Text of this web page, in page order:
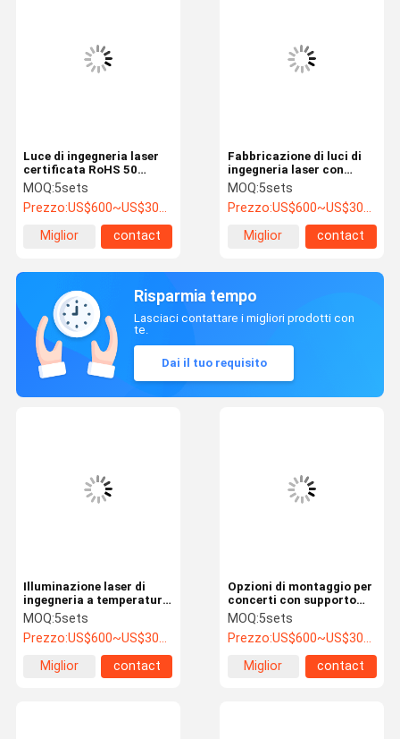
Luce di ingegneria laser
certificata RoHS 50
Durata di vita 6500K
Temperatura del colore
Durata di vita lunga
MOQ:5sets
Prezzo:US$600~US$3000
Miglior
contact
Fabbricazione di luci di
ingegneria laser con
visibilità migliorata con
classificazione IP65 e
strofa da 1-25 Hz
MOQ:5sets
Prezzo:US$600~US$3000
Miglior
contact
Risparmia tempo
Lasciaci contattare i migliori prodotti con
te.
Dai il tuo requisito
Opzioni di montaggio per
concerti con supporto
appesi per illuminazione
laser da -20°C a 40°C e
oltre
MOQ:5sets
Prezzo:US$600~US$3000
Miglior
contact
Illuminazione laser di
ingegneria a temperatura
di colore 6500K per
applicazioni industriali
con rating IP65
MOQ:5sets
Prezzo:US$600~US$3000
Miglior
contact